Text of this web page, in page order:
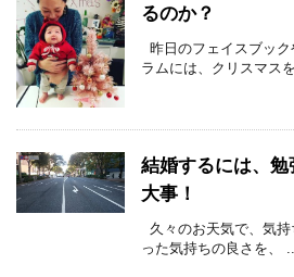
るのか？
昨日のフェイスブッ
ラムには、クリスマス
結婚するには、
大事！
久々のお天気で、気
った気持ちの良さを、 ...